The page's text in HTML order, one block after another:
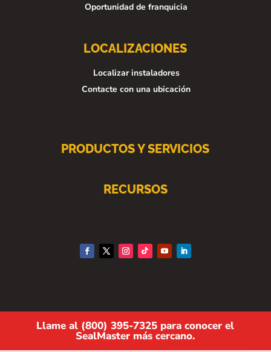
Oportunidad de franquicia
LOCALIZACIONES
Localizar instaladores
Contacte con una ubicación
PRODUCTOS Y SERVICIOS
RECURSOS
Llame al (800) 395-7325 para conocer el
SealMaster más cercano.